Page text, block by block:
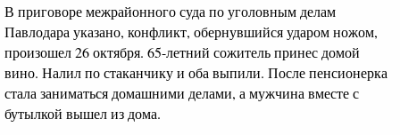
В приговоре межрайонного суда по уголовным делам
Павлодара указано, конфликт, обернувшийся ударом ножом,
произошел 26 октября. 65-летний сожитель принес домой
вино. Налил по стаканчику и оба выпили. После пенсионерка
стала заниматься домашними делами, а мужчина вместе с
бутылкой вышел из дома.